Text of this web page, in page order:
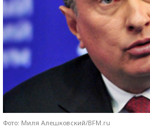
Фото: Миля Алешковский/BFM.ru